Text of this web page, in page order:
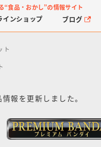
“食品・おかし”の情報サイト
リキュアシリーズ
ョコサプ
インショップ ブログ
ト
報を更新しました。